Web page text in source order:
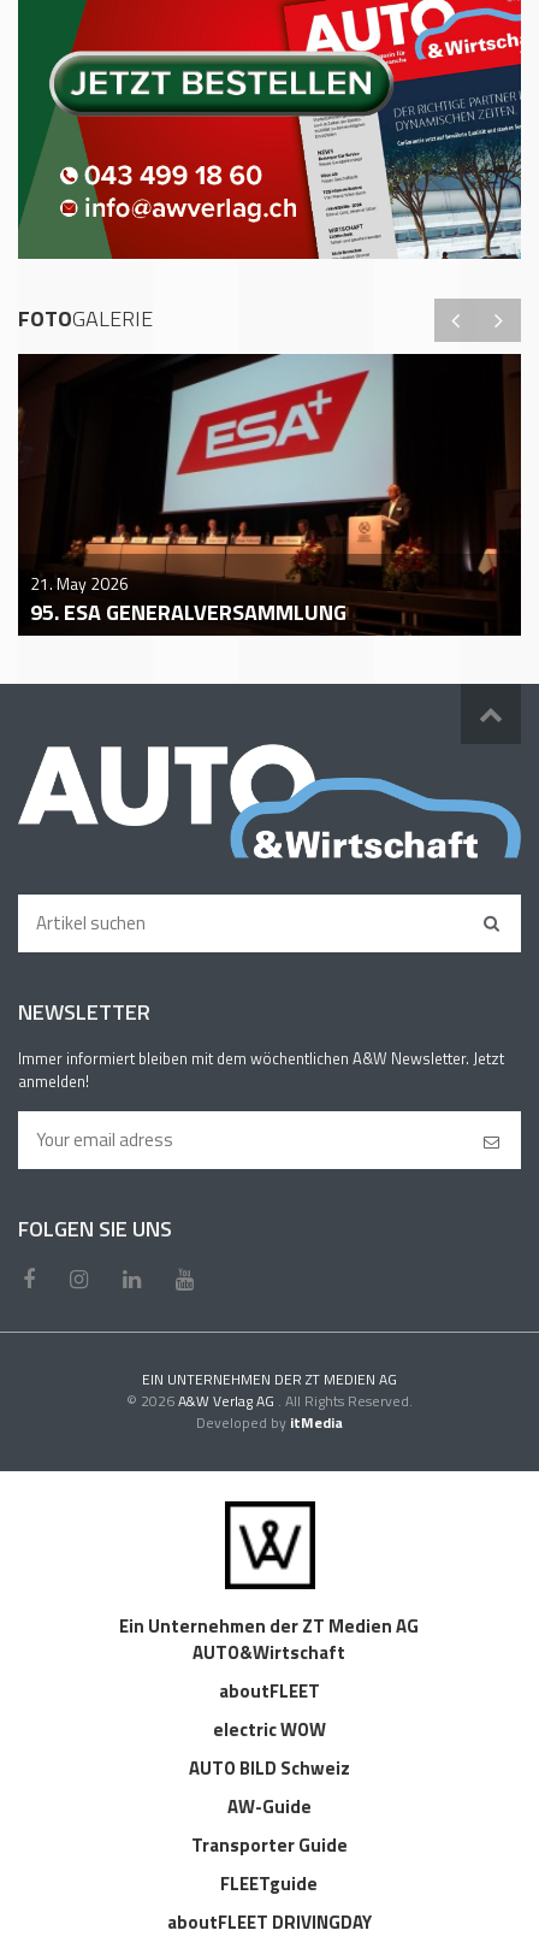
FOTOGALERIE
21. May 2026
95. ESA GENERALVERSAMMLUNG
NEWSLETTER
Immer informiert bleiben mit dem wöchentlichen A&W Newsletter. Jetzt
anmelden!
FOLGEN SIE UNS
EIN UNTERNEHMEN DER ZT MEDIEN AG
© 2026A&W Verlag AG . All Rights Reserved.
Developed by itMedia
Ein Unternehmen der ZT Medien AG
AUTO&Wirtschaft
aboutFLEET
electric WOW
AUTO BILD Schweiz
AW-Guide
Transporter Guide
FLEETguide
aboutFLEET DRIVINGDAY